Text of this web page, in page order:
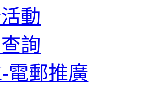
動
詢
電郵推廣